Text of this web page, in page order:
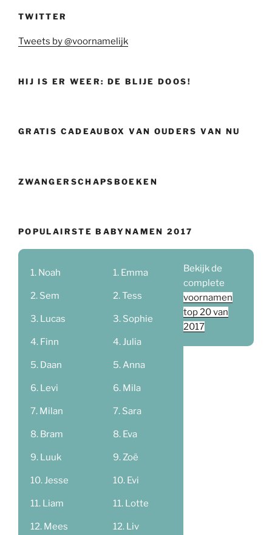
TWITTER
Tweets by @voornamelijk
HIJ IS ER WEER: DE BLIJE DOOS!
GRATIS CADEAUBOX VAN OUDERS VAN NU
ZWANGERSCHAPSBOEKEN
POPULAIRSTE BABYNAMEN 2017
Noah
Sem
Lucas
Finn
Daan
Levi
Milan
Bram
Luuk
Jesse
Liam
Mees
Emma
Tess
Sophie
Julia
Anna
Mila
Sara
Eva
Zoë
Evi
Lotte
Liv
Bekijk de
complete
voornamen
top 20 van
2017